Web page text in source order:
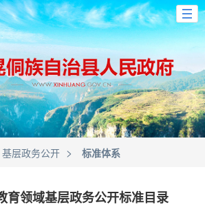
基层政务公开 > 标准体系
育领域基层政务公开标准目录